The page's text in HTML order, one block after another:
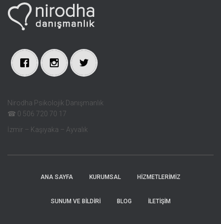
Nirodha Psikolojik Danışmanlık
☎ 0 506 720 70 17
İzmir – Kaşıyaka – Ayvalık
ANA SAYFA KURUMSAL HIZMETLERIMIZ
SUNUM VE BILDIRI BLOG İLETIŞIM